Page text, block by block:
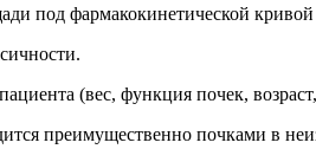
под фармакокинетической
(вес, функция почек,
преимущественно почками в